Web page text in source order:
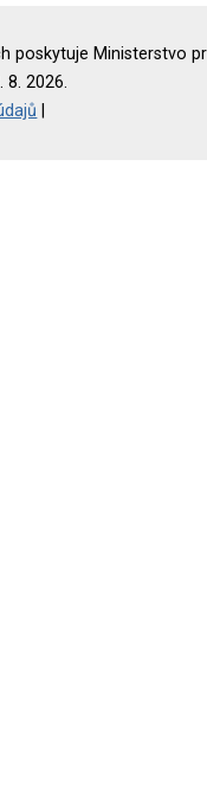
poskytuje Ministerstvo
8. 2026.